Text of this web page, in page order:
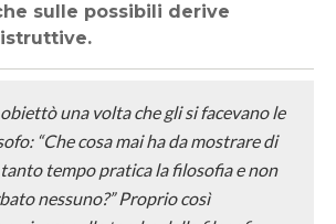
sulle possibili derive
una volta che gli si facevano le
“Che cosa mai ha da mostrare di
tanto tempo pratica la filosofia e non
nessuno?” Proprio così